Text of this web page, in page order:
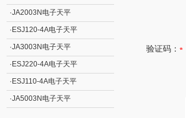
·JA2003N电子天平
· ESJ120-4A电子天平
·JA3003N电子天平
· ESJ220-4A电子天平
· ESJ110-4A电子天平
·JA5003N电子天平
验证码：